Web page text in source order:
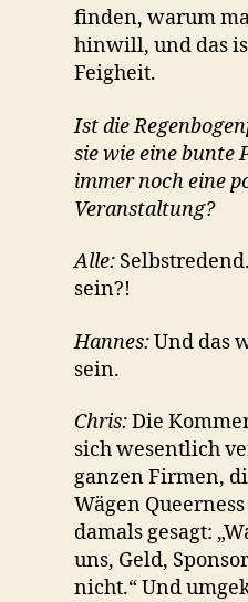
finden, warum
hinwill, und das
Feigheit.
Ist die
sie wie eine bunte
immer noch eine
Veranstaltung?
Alle:
sein?!
Hannes:Und das
sein.
Chris:Die
sich wesentlich
ganzen Firmen,
Wägen
damals gesagt:
uns, Geld,
nicht.“ Und